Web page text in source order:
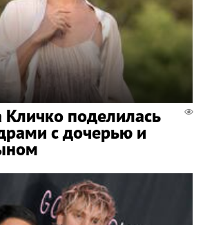
поделилась
с дочерью и